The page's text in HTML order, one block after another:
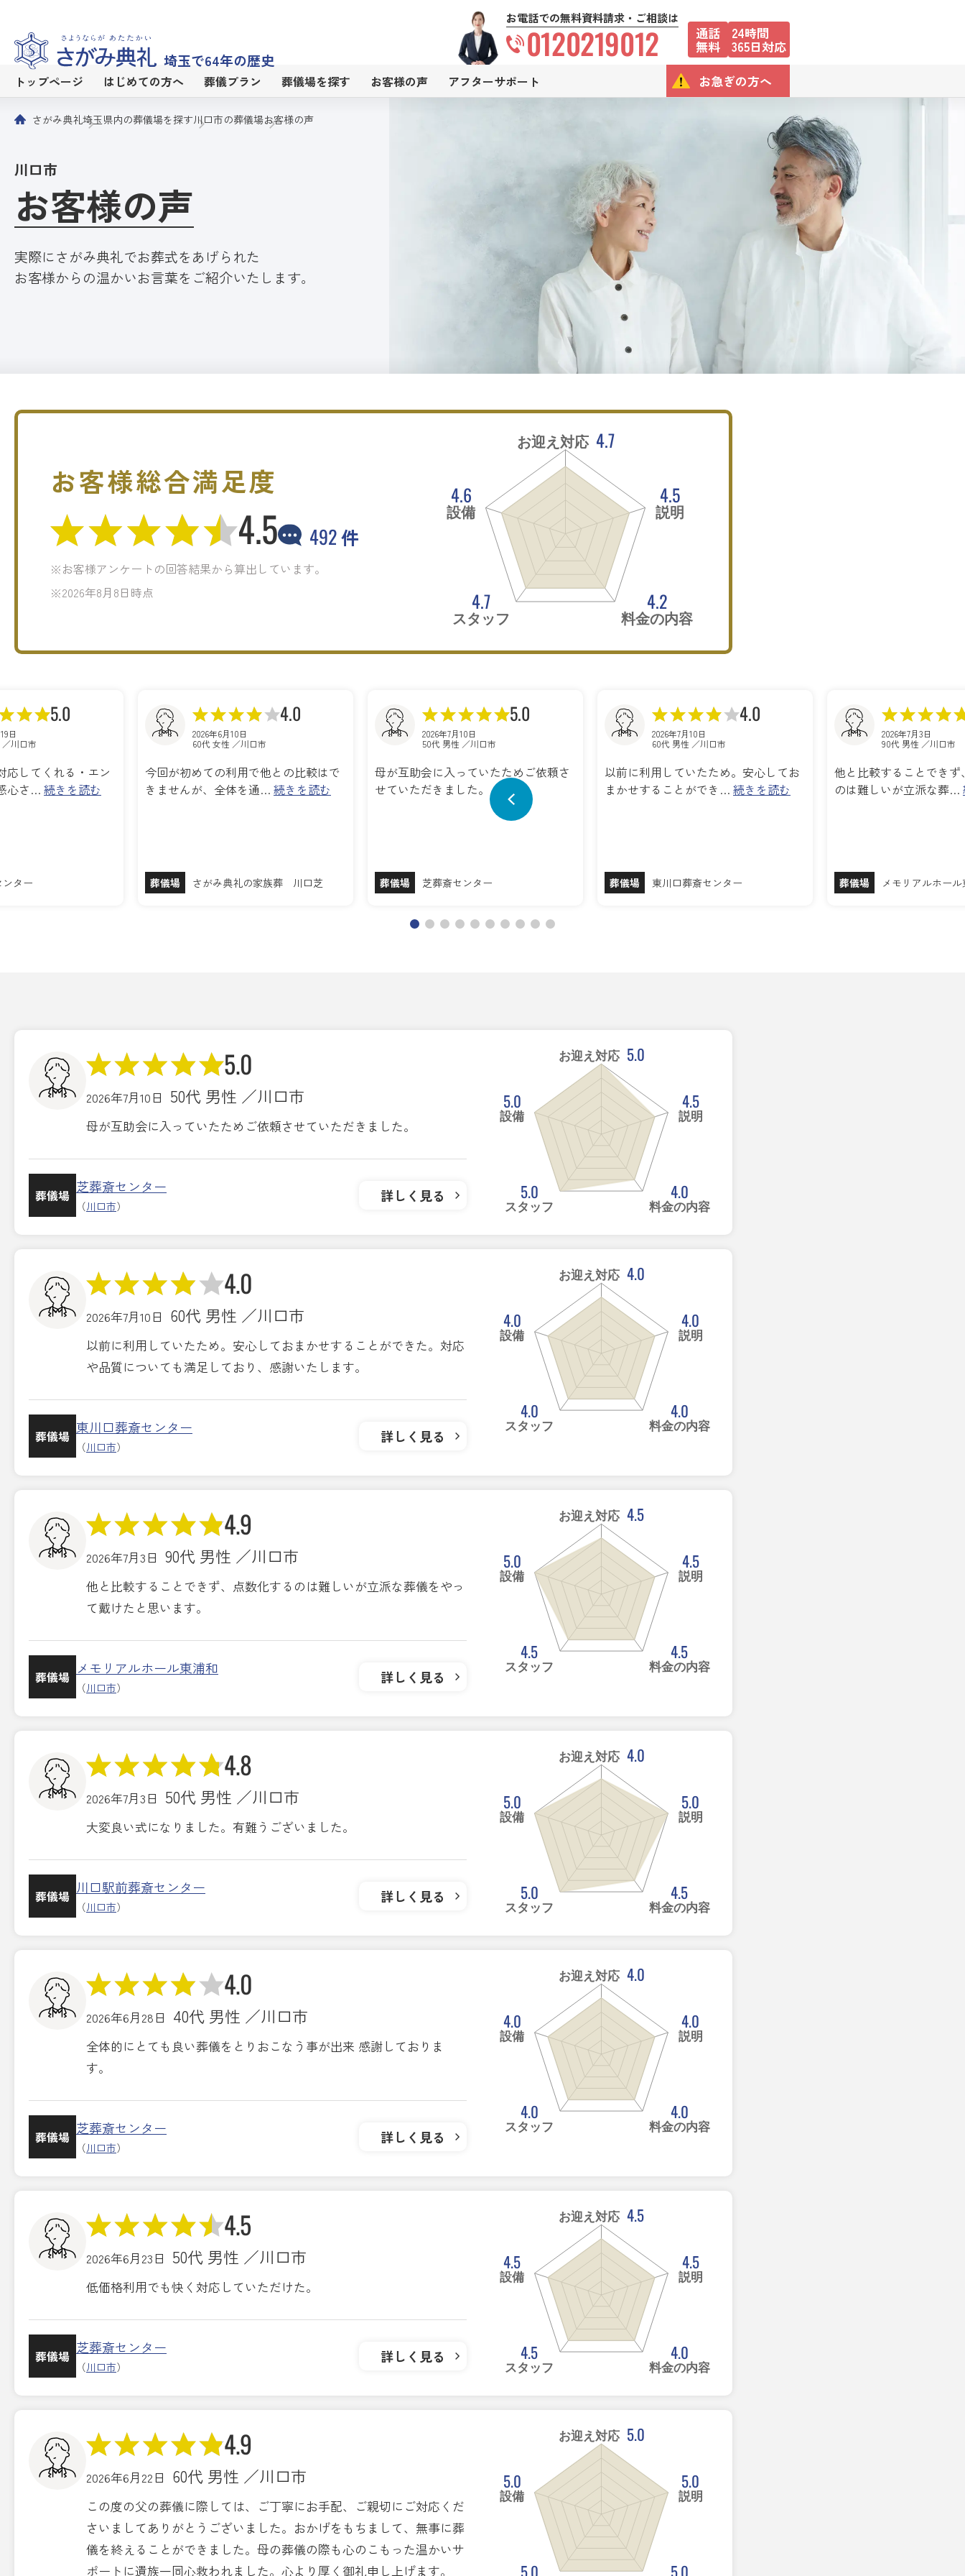
埼玉で64年の歴史
お電話での無料資料請求・ご相談は
0120219012 通話
無料
24時間
365日対応
トップページ はじめての方へ 葬儀プラン 葬儀場を探す お客様の声 アフターサポート お急ぎの方へ
さがみ典礼埼玉県内の葬儀場を探す川口市の葬儀場お客様の声
川口市
お客様の声
実際にさがみ典礼でお葬式をあげられた
お客様からの温かいお言葉をご紹介いたします。
お客様総合満足度
4.5 492件
※お客様アンケートの回答結果から算出しています。
※2026年8月8日時点
お迎え対応 4.7
4.5
説明
4.2
料金の内容
4.7
スタッフ
4.6
設備
5.0
日
川口市
応してくれる・エン
心さ… 続きを読む
ター
4.0
2026年6月10日
60代 女性 ／川口市
今回が初めての利用で他との比較はで
きませんが、全体を通… 続きを読む
葬儀場 さがみ典礼の家族葬 川口芝
5.0
2026年7月10日
50代 男性 ／川口市
母が互助会に入っていたためご依頼さ
せていただきました。
葬儀場 芝葬斎センター
4.0
2026年7月10日
60代 男性 ／川口市
以前に利用していたため。安心してお
まかせすることができ… 続きを読む
葬儀場 東川口葬斎センター
2026年7月3日
90代 男性 ／川口市
他と比較することでき
のは難しいが立派な葬…
葬儀場 メモリアルホー
5.0
2026年7月10日 50代 男性 ／川口市
母が互助会に入っていたためご依頼させていただきました。
葬儀場 芝葬斎センター
（川口市）
詳しく見る
お迎え対応 5.0
4.5
説明
4.0
料金の内容
5.0
スタッフ
5.0
設備
4.0
2026年7月10日 60代 男性 ／川口市
以前に利用していたため。安心しておまかせすることができた。対応
や品質についても満足しており、感謝いたします。
葬儀場 東川口葬斎センター
（川口市）
詳しく見る
お迎え対応 4.0
4.0
説明
4.0
料金の内容
4.0
スタッフ
4.0
設備
4.9
2026年7月3日 90代 男性 ／川口市
他と比較することできず、点数化するのは難しいが立派な葬儀をやっ
て戴けたと思います。
葬儀場 メモリアルホール東浦和
（川口市）
詳しく見る
お迎え対応 4.5
4.5
説明
4.5
料金の内容
4.5
スタッフ
5.0
設備
4.8
2026年7月3日 50代 男性 ／川口市
大変良い式になりました。有難うございました。
葬儀場 川口駅前葬斎センター
（川口市）
詳しく見る
お迎え対応 4.0
5.0
説明
4.5
料金の内容
5.0
スタッフ
5.0
設備
4.0
2026年6月28日 40代 男性 ／川口市
全体的にとても良い葬儀をとりおこなう事が出来 感謝しておりま
す。
葬儀場 芝葬斎センター
（川口市）
詳しく見る
お迎え対応 4.0
4.0
説明
4.0
料金の内容
4.0
スタッフ
4.0
設備
4.5
2026年6月23日 50代 男性 ／川口市
低価格利用でも快く対応していただけた。
葬儀場 芝葬斎センター
（川口市）
詳しく見る
お迎え対応 4.5
4.5
説明
4.0
料金の内容
4.5
スタッフ
4.5
設備
4.9
2026年6月22日 60代 男性 ／川口市
この度の父の葬儀に際しては、ご丁寧にお手配、ご親切にご対応くだ
さいましてありがとうございました。おかげをもちまして、無事に葬
儀を終えることができました。母の葬儀の際も心のこもった温かいサ
ポートに遺族一同心救われました。心より厚く御礼申し上げます。
お迎え対応 5.0
5.0
説明
5.0
5.0
5.0
設備